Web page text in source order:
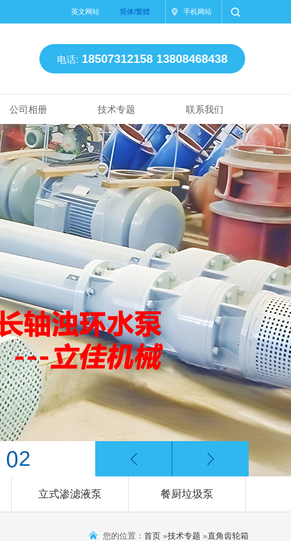
手机网站
英文网站 简体/繁體
电话: 18507312158 13808468438
公司相册 技术专题 联系我们
3
立式渗滤液泵 餐厨垃圾泵
您的位置： 首页 »技术专题 »直角齿轮箱